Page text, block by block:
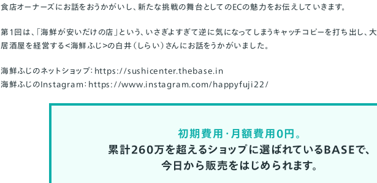
食店オーナーズにお話をおうかがいし、新たな挑戦の舞台としてのECの魅力をお伝えしていきます。
第1回は、「海鮮が安いだけの店」という、いさぎよすぎて逆に気になってしまうキャッチコピーを打ち出し
居酒屋を経営する＜海鮮ふじ＞の白井（しらい）さんにお話をうかがいました。
海鮮ふじのネットショップ： https://sushicenter.thebase.in
海鮮ふじのInstagram： https://www.instagram.com/happyfuji22/
初期費用・月額費用0円。
累計260万を超えるショップに選ばれているBASEで、
今日から販売をはじめられます。